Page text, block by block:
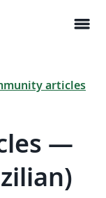
menu
articles
—